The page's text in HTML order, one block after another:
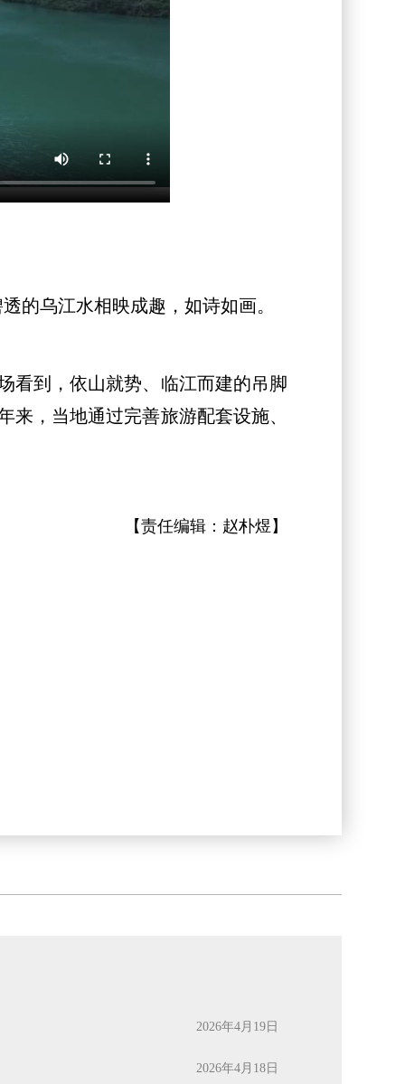
乌江水相映成趣，如诗如画。
到，依山就势、临江而建的吊脚
，当地通过完善旅游配套设施、
【责任编辑： 赵朴煜 】
2026年4月19日
2026年4月18日